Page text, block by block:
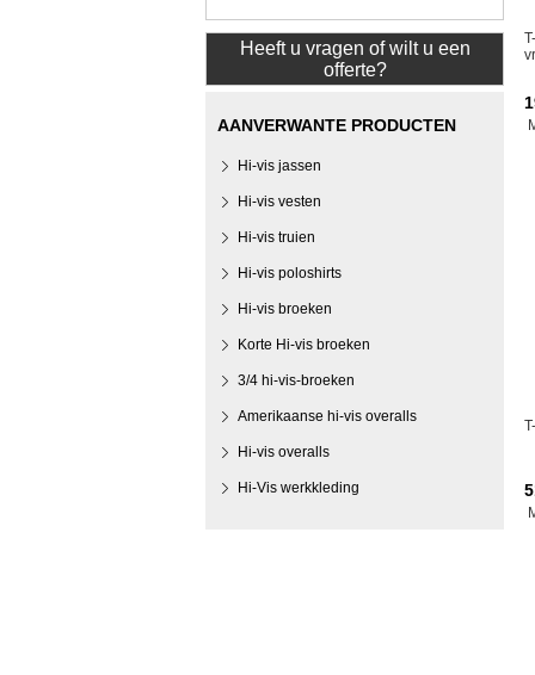
Heeft u vragen of wilt u een
offerte?
AANVERWANTE PRODUCTEN
Hi-vis jassen
Hi-vis vesten
Hi-vis truien
Hi-vis poloshirts
Hi-vis broeken
Korte Hi-vis broeken
3/4 hi-vis-broeken
Amerikaanse hi-vis overalls
Hi-vis overalls
Hi-Vis werkkleding